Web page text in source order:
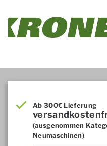
Ab 300€ Lieferung
(ausgenommen
Neumaschinen)